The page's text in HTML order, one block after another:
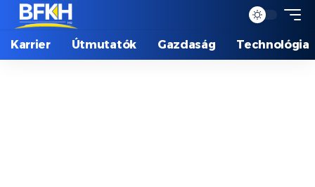
Karrier Útmutatók Gazdaság Technológia